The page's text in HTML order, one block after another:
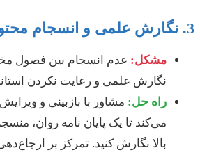
مشکل:عدم انسجام بین فصول
نگارش علمی و رعایت نکردن
راه حل: مشاور با بازبینی و ویرایش
می‌کند تا یک پایان نامه روان، منسجم
بالا نگارش کنید. تمرکز بر ارجاع‌دهی